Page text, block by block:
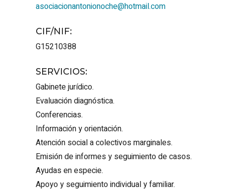
asociacionantonionoche@hotmail.com
CIF/NIF:
G15210388
SERVICIOS:
Gabinete jurídico.
Evaluación diagnóstica.
Conferencias.
Información y orientación.
Atención social a colectivos marginales.
Emisión de informes y seguimiento de casos.
Ayudas en especie.
Apoyo y seguimiento individual y familiar.